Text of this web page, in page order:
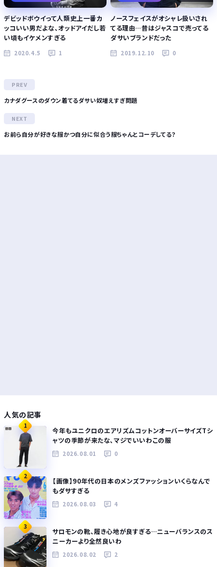
デビッドボウイって人類史上一番カ
ッコいい男だよな、オッドアイだし若
い頃もイケメンすぎる
2020.4.5 1
ノースフェイスがオシャレ扱いされ
てる理由…昔はジャスコで売ってる
ダサいブランドだった
2019.12.10 0
カナダグースのダウン着てるダサい奴増えすぎ問題
お前ら自分が好きな服かつ自分に似合う服ちゃんとコーデしてる？
人気の記事
1
今年もユニクロのエアリズムコットンオーバーサイズTシ
ャツの季節が来たな、マジでいいわこの服
2026.08.01 0
2
【画像】90年代の日本のメンズファッションいくらなんで
もダサすぎる
2026.08.03 4
3
サロモンの靴、履き心地が良すぎる…ニューバランスのス
ニーカーより全然良いわ
2026.08.02 2